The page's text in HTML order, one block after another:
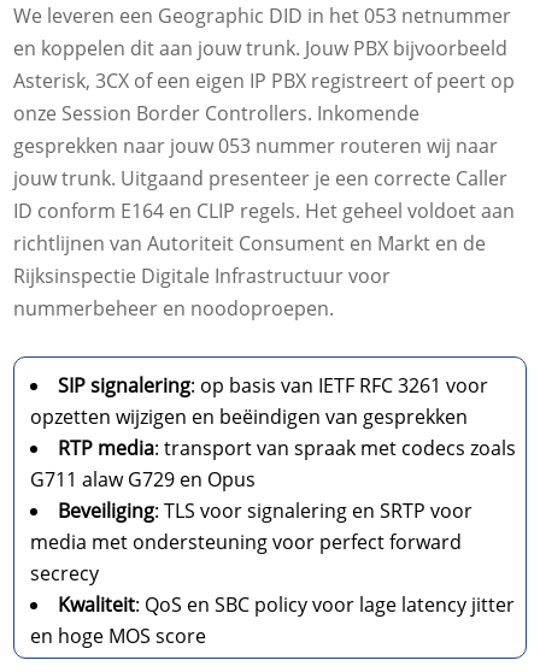
We leveren een Geographic DID in het 053 netnummer
en koppelen dit aan jouw trunk.​ Jouw PBX bijvoorbeeld
Asterisk, 3CX of een eigen IP PBX registreert of peert op
onze Session Border Controllers.​ Inkomende
gesprekken naar jouw 053 nummer routeren wij naar
jouw trunk.​ Uitgaand presenteer je een correcte Caller
ID conform E164 en CLIP regels.​ Het geheel voldoet aan
richtlijnen van Autoriteit Consument en Markt en de
Rijksinspectie Digitale Infrastructuur voor
nummerbeheer en noodoproepen.​
SIP signalering: op basis van IETF RFC 3261 voor
opzetten wijzigen en beëindigen van gesprekken
RTP media: transport van spraak met codecs zoals
G711 alaw G729 en Opus
Beveiliging: TLS voor signalering en SRTP voor
media met ondersteuning voor perfect forward
secrecy
Kwaliteit: QoS en SBC policy voor lage latency jitter
en hoge MOS score